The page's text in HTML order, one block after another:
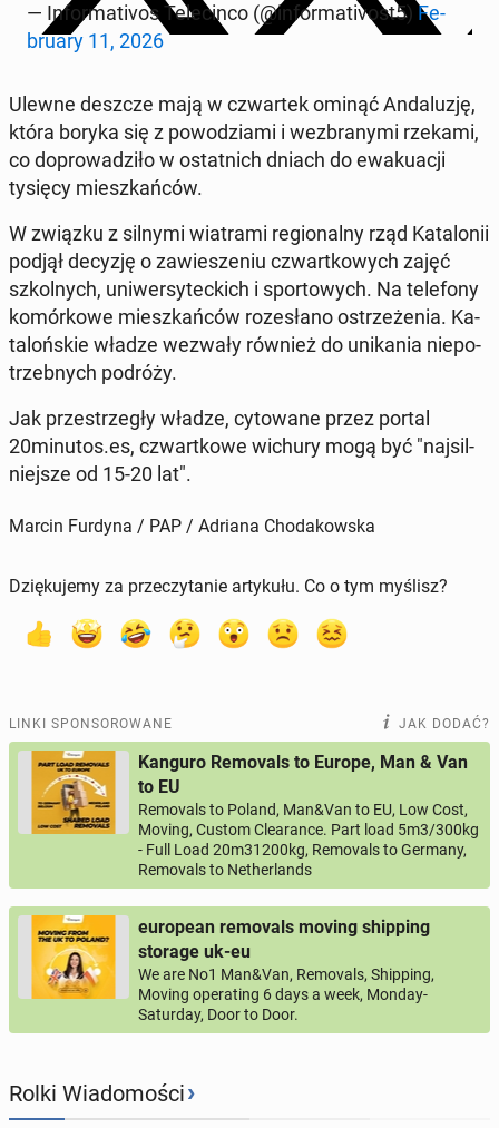
— In­for­ma­ti­vos Te­le­cin­co (@in­for­ma­ti­vost5) Fe­
bru­ary 11, 2026
Ulewne deszcze mają w czwar­tek ominąć An­da­lu­zję,
która boryka się z po­wo­dzia­mi i wez­bra­ny­mi rzekami,
co do­pro­wa­dzi­ło w ostat­nich dniach do ewa­ku­acji
tysięcy miesz­kań­ców.
W związku z silnymi wia­tra­mi re­gio­nal­ny rząd Ka­ta­lo­nii
podjął decyzję o za­wie­sze­niu czwart­ko­wych zajęć
szkol­nych, uni­wer­sy­tec­kich i spor­to­wych. Na te­le­fo­ny
ko­mór­ko­we miesz­kań­ców ro­ze­sła­no ostrze­że­nia. Ka­
ta­loń­skie władze wezwały również do uni­ka­nia nie­po­
trzeb­nych podróży.
Jak prze­strze­gły władze, cy­to­wa­ne przez portal
20minutos.es, czwart­ko­we wichury mogą być "naj­sil­
niej­sze od 15-20 lat".
Marcin Furdyna / PAP / Adriana Chodakowska
Dziękujemy za przeczytanie artykułu. Co o tym myślisz?
LINKI SPONSOROWANE JAK DODAĆ?
Kanguro Removals to Europe, Man & Van
to EU
Removals to Poland, Man&Van to EU, Low Cost,
Moving, Custom Clearance. Part load 5m3/300kg
- Full Load 20m31200kg, Removals to Germany,
Removals to Netherlands
european removals moving shipping
storage uk-eu
We are No1 Man&Van, Removals, Shipping,
Moving operating 6 days a week, Monday-
Saturday, Door to Door.
Rolki Wiadomości›